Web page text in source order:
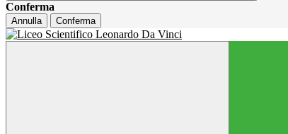
Conferma
Annulla Conferma